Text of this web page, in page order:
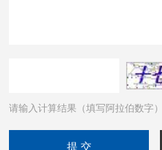
请输入计算结果（填写阿拉伯数字